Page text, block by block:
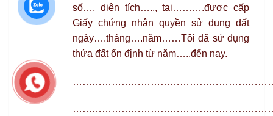
số…, diện tích….., tại……….được cấp
Giấy chứng nhận quyền sử dụng đất
ngày….tháng….năm……Tôi đã sử dụng
thửa đất ổn định từ năm…..đến nay.